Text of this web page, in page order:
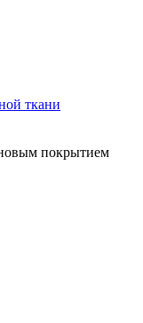
ткани
покрытием